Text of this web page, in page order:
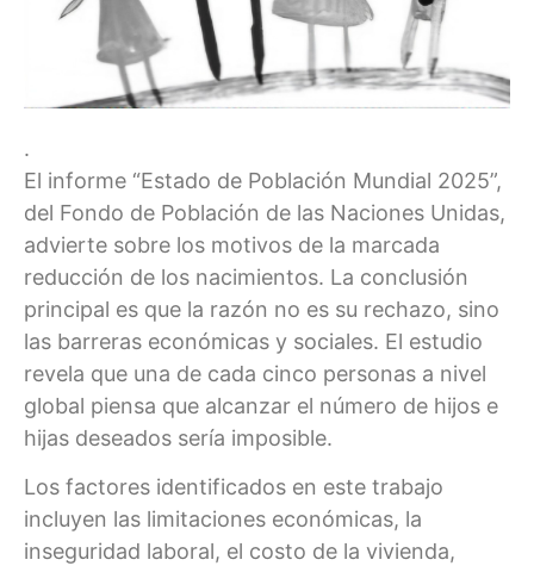
.
El informe “Estado de Población Mundial 2025”,
del Fondo de Población de las Naciones Unidas,
advierte sobre los motivos de la marcada
reducción de los nacimientos. La conclusión
principal es que la razón no es su rechazo, sino
las barreras económicas y sociales. El estudio
revela que una de cada cinco personas a nivel
global piensa que alcanzar el número de hijos e
hijas deseados sería imposible.
Los factores identificados en este trabajo
incluyen las limitaciones económicas, la
inseguridad laboral, el costo de la vivienda,